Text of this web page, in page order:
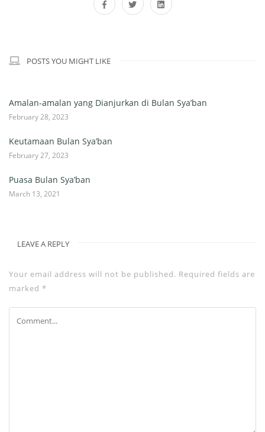
POSTS YOU MIGHT LIKE
Amalan-amalan yang Dianjurkan di Bulan Sya’ban
February 28, 2023
Keutamaan Bulan Sya’ban
February 27, 2023
Puasa Bulan Sya’ban
March 13, 2021
LEAVE A REPLY
Your email address will not be published. Required fields are
marked *